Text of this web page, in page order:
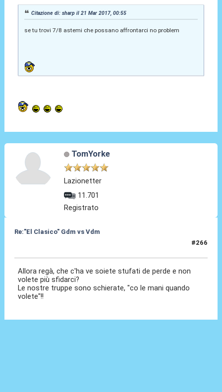
Citazione di: sharp il 21 Mar 2017, 00:55
se tu trovi 7/8 astemi che possano affrontarci no problem
TomYorke
Lazionetter
11.701
Registrato
Re:"El Clasico" Gdm vs Vdm
#266
Allora regà, che c'ha ve soiete stufati de perde e non
volete più sfidarci?
Le nostre truppe sono schierate, "co le mani quando
volete"!!